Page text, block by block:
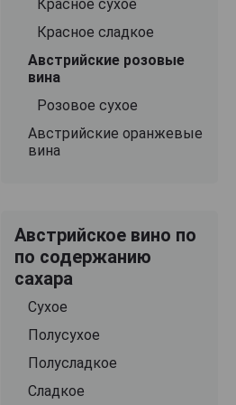
Красное сухое
Красное сладкое
Австрийские розовые
вина
Розовое сухое
Австрийские оранжевые
вина
Австрийское вино по
по содержанию
сахара
Сухое
Полусухое
Полусладкое
Сладкое